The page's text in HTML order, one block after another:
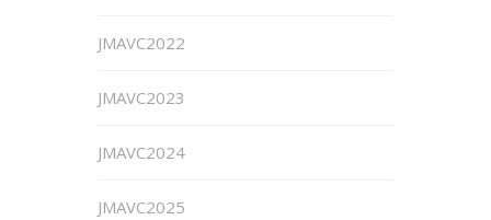
JMAVC2022
JMAVC2023
JMAVC2024
JMAVC2025